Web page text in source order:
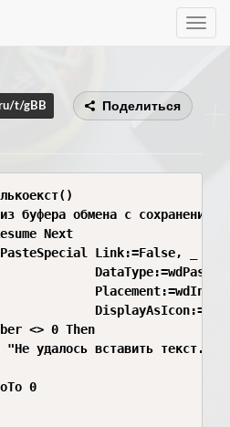
Toggle
t/gBB Поделиться
буфера обмена с сохранением
Next
Link:=False, _
<> 0 Then
"Не удалось вставить текст.
0